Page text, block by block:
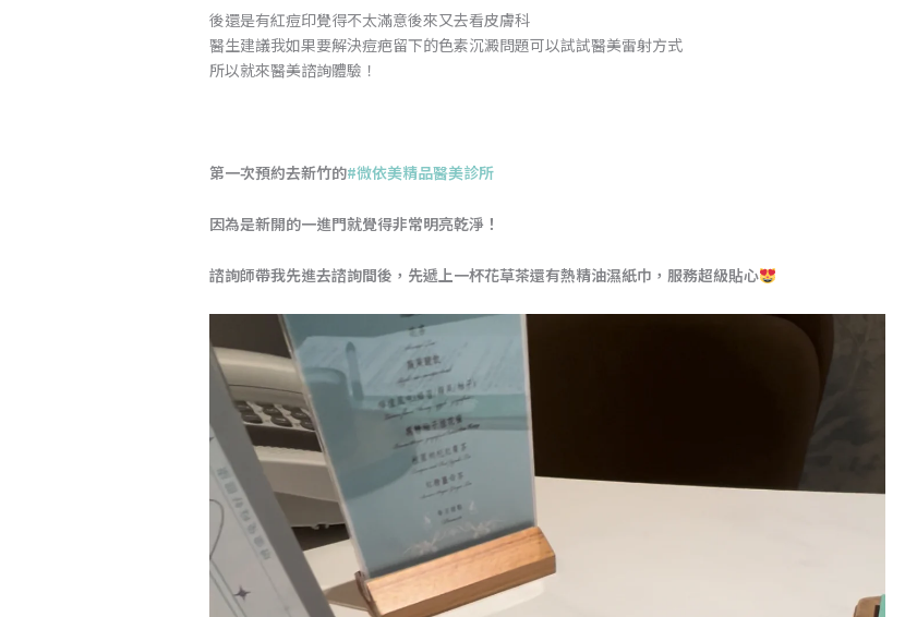
後還是有紅痘印覺得不太滿意後來又去看皮膚科
醫生建議我如果要解決痘疤留下的色素沉澱問題可以試試醫美雷射方式
所以就來醫美諮詢體驗！
第一次預約去新竹的#微依美精品醫美診所
因為是新開的一進門就覺得非常明亮乾淨！
諮詢師帶我先進去諮詢間後，先遞上一杯花草茶還有熱精油濕紙巾，服務超級貼心